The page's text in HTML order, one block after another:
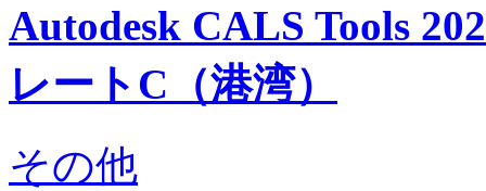
Autodesk CALS Tools
レートC（港湾）
その他